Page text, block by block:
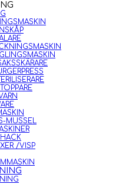
MUSSEL
/VISP